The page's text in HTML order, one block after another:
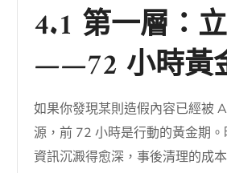
4.1 第一層：
——72 小時黃
如果你發現某則造假內容已經被
源，前 72 小時是行動的黃金期。
資訊沉澱得愈深，事後清理的成